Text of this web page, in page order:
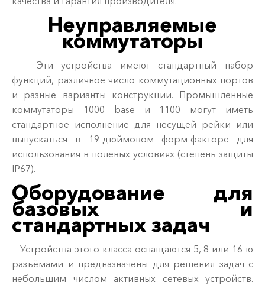
Неуправляемые
коммутаторы
Эти устройства имеют стандартный набор
функций, различное число коммутационных портов
и разные варианты конструкции. Промышленные
коммутаторы 1000 base и 1100 могут иметь
стандартное исполнение для несущей рейки или
выпускаться в 19-дюймовом форм-факторе для
использования в полевых условиях (степень защиты
IP67).
Оборудование для
базовых и
стандартных задач
Устройства этого класса оснащаются 5, 8 или 16-ю
разъёмами и предназначены для решения задач с
небольшим числом активных сетевых устройств.